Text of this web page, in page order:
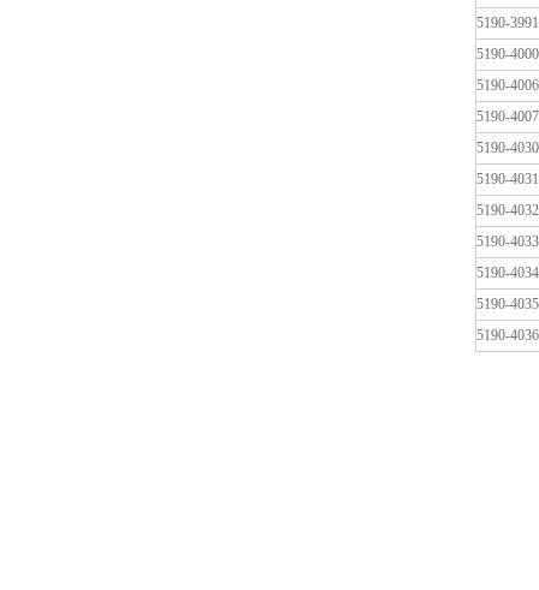
5190-3991
5190-4000
5190-4006
5190-4007
5190-4030
5190-4031
5190-4032
5190-4033
5190-4034
5190-4035
5190-4036